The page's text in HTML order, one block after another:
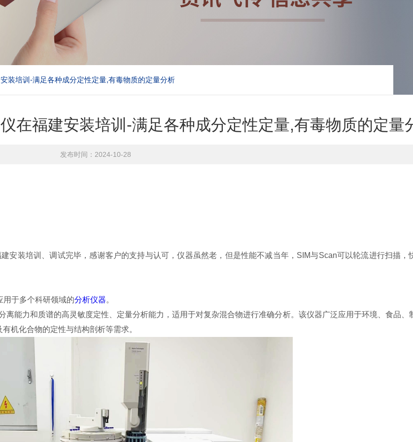
装培训-满足各种成分定性定量,有毒物质的定量分析
在福建安装培训-满足各种成分定性定量,有毒物质的定量
发布时间：2024-10-28
安装培训、调试完毕，感谢客户的支持与认可，仪器虽然老，但是性能不减当年，SIM与Scan可以轮流进行扫描，
用于多个科研领域的分析仪器。
能力和质谱的高灵敏度定性、定量分析能力，适用于对复杂混合物进行准确分析。该仪器广泛应用于环境、食品、
有机化合物的定性与结构剖析等需求。